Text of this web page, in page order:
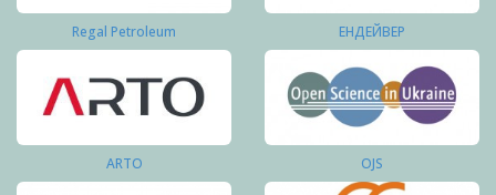
Regal Petroleum ЕНДЕЙВЕР
ARTO OJS